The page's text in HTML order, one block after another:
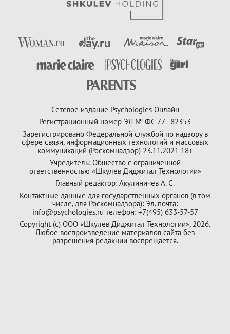
Сетевое издание Psychologies Онлайн
Регистрационный номер ЭЛ № ФС 77 - 82353
Зарегистрировано Федеральной службой по надзору в
сфере связи, информационных технологий и массовых
коммуникаций (Роскомнадзор) 23.11.2021 18+
Учредитель: Общество с ограниченной
ответственностью «Шкулёв Диджитал Технологии»
Главный редактор: Акулиничев А. С.
Контактные данные для государственных органов (в том
числе, для Роскомнадзора): Эл. почта:
info@psychologies.ru телефон: +7(495) 633-57-57
Copyright (с) ООО «Шкулёв Диджитал Технологии», 2026.
Любое воспроизведение материалов сайта без
разрешения редакции воспрещается.